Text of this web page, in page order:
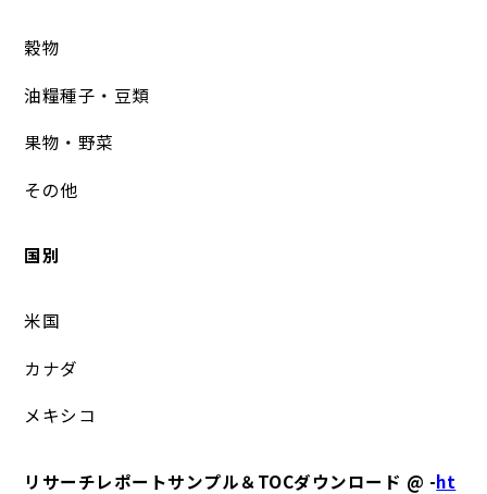
穀物
油糧種子・豆類
果物・野菜
その他
国別
米国
カナダ
メキシコ
リサーチレポートサンプル＆TOCダウンロード @ -ht